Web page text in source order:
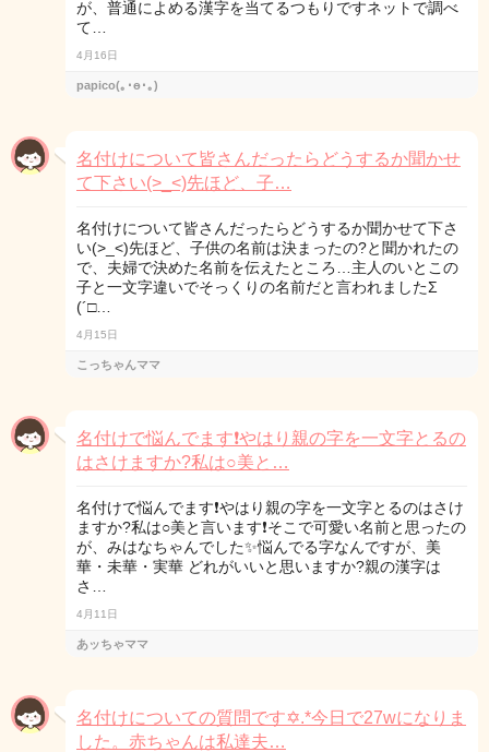
が、普通によめる漢字を当てるつもりですネットで調べ
て…
4月16日
papico(｡･ө･｡)
名付けについて皆さんだったらどうするか聞かせ
て下さい(>_<)先ほど、子…
名付けについて皆さんだったらどうするか聞かせて下さ
い(>_<)先ほど、子供の名前は決まったの?と聞かれたの
で、夫婦で決めた名前を伝えたところ…主人のいとこの
子と一文字違いでそっくりの名前だと言われましたΣ
(´□…
4月15日
こっちゃんママ
名付けで悩んでます❗やはり親の字を一文字とるの
はさけますか?私は○美と…
名付けで悩んでます❗やはり親の字を一文字とるのはさけ
ますか?私は○美と言います❗そこで可愛い名前と思ったの
が、みはなちゃんでした✨悩んでる字なんですが、美
華・未華・実華 どれがいいと思いますか?親の漢字は
さ…
4月11日
あッちゃママ
名付けについての質問です✡.*今日で27wになりま
した。赤ちゃんは私達夫…